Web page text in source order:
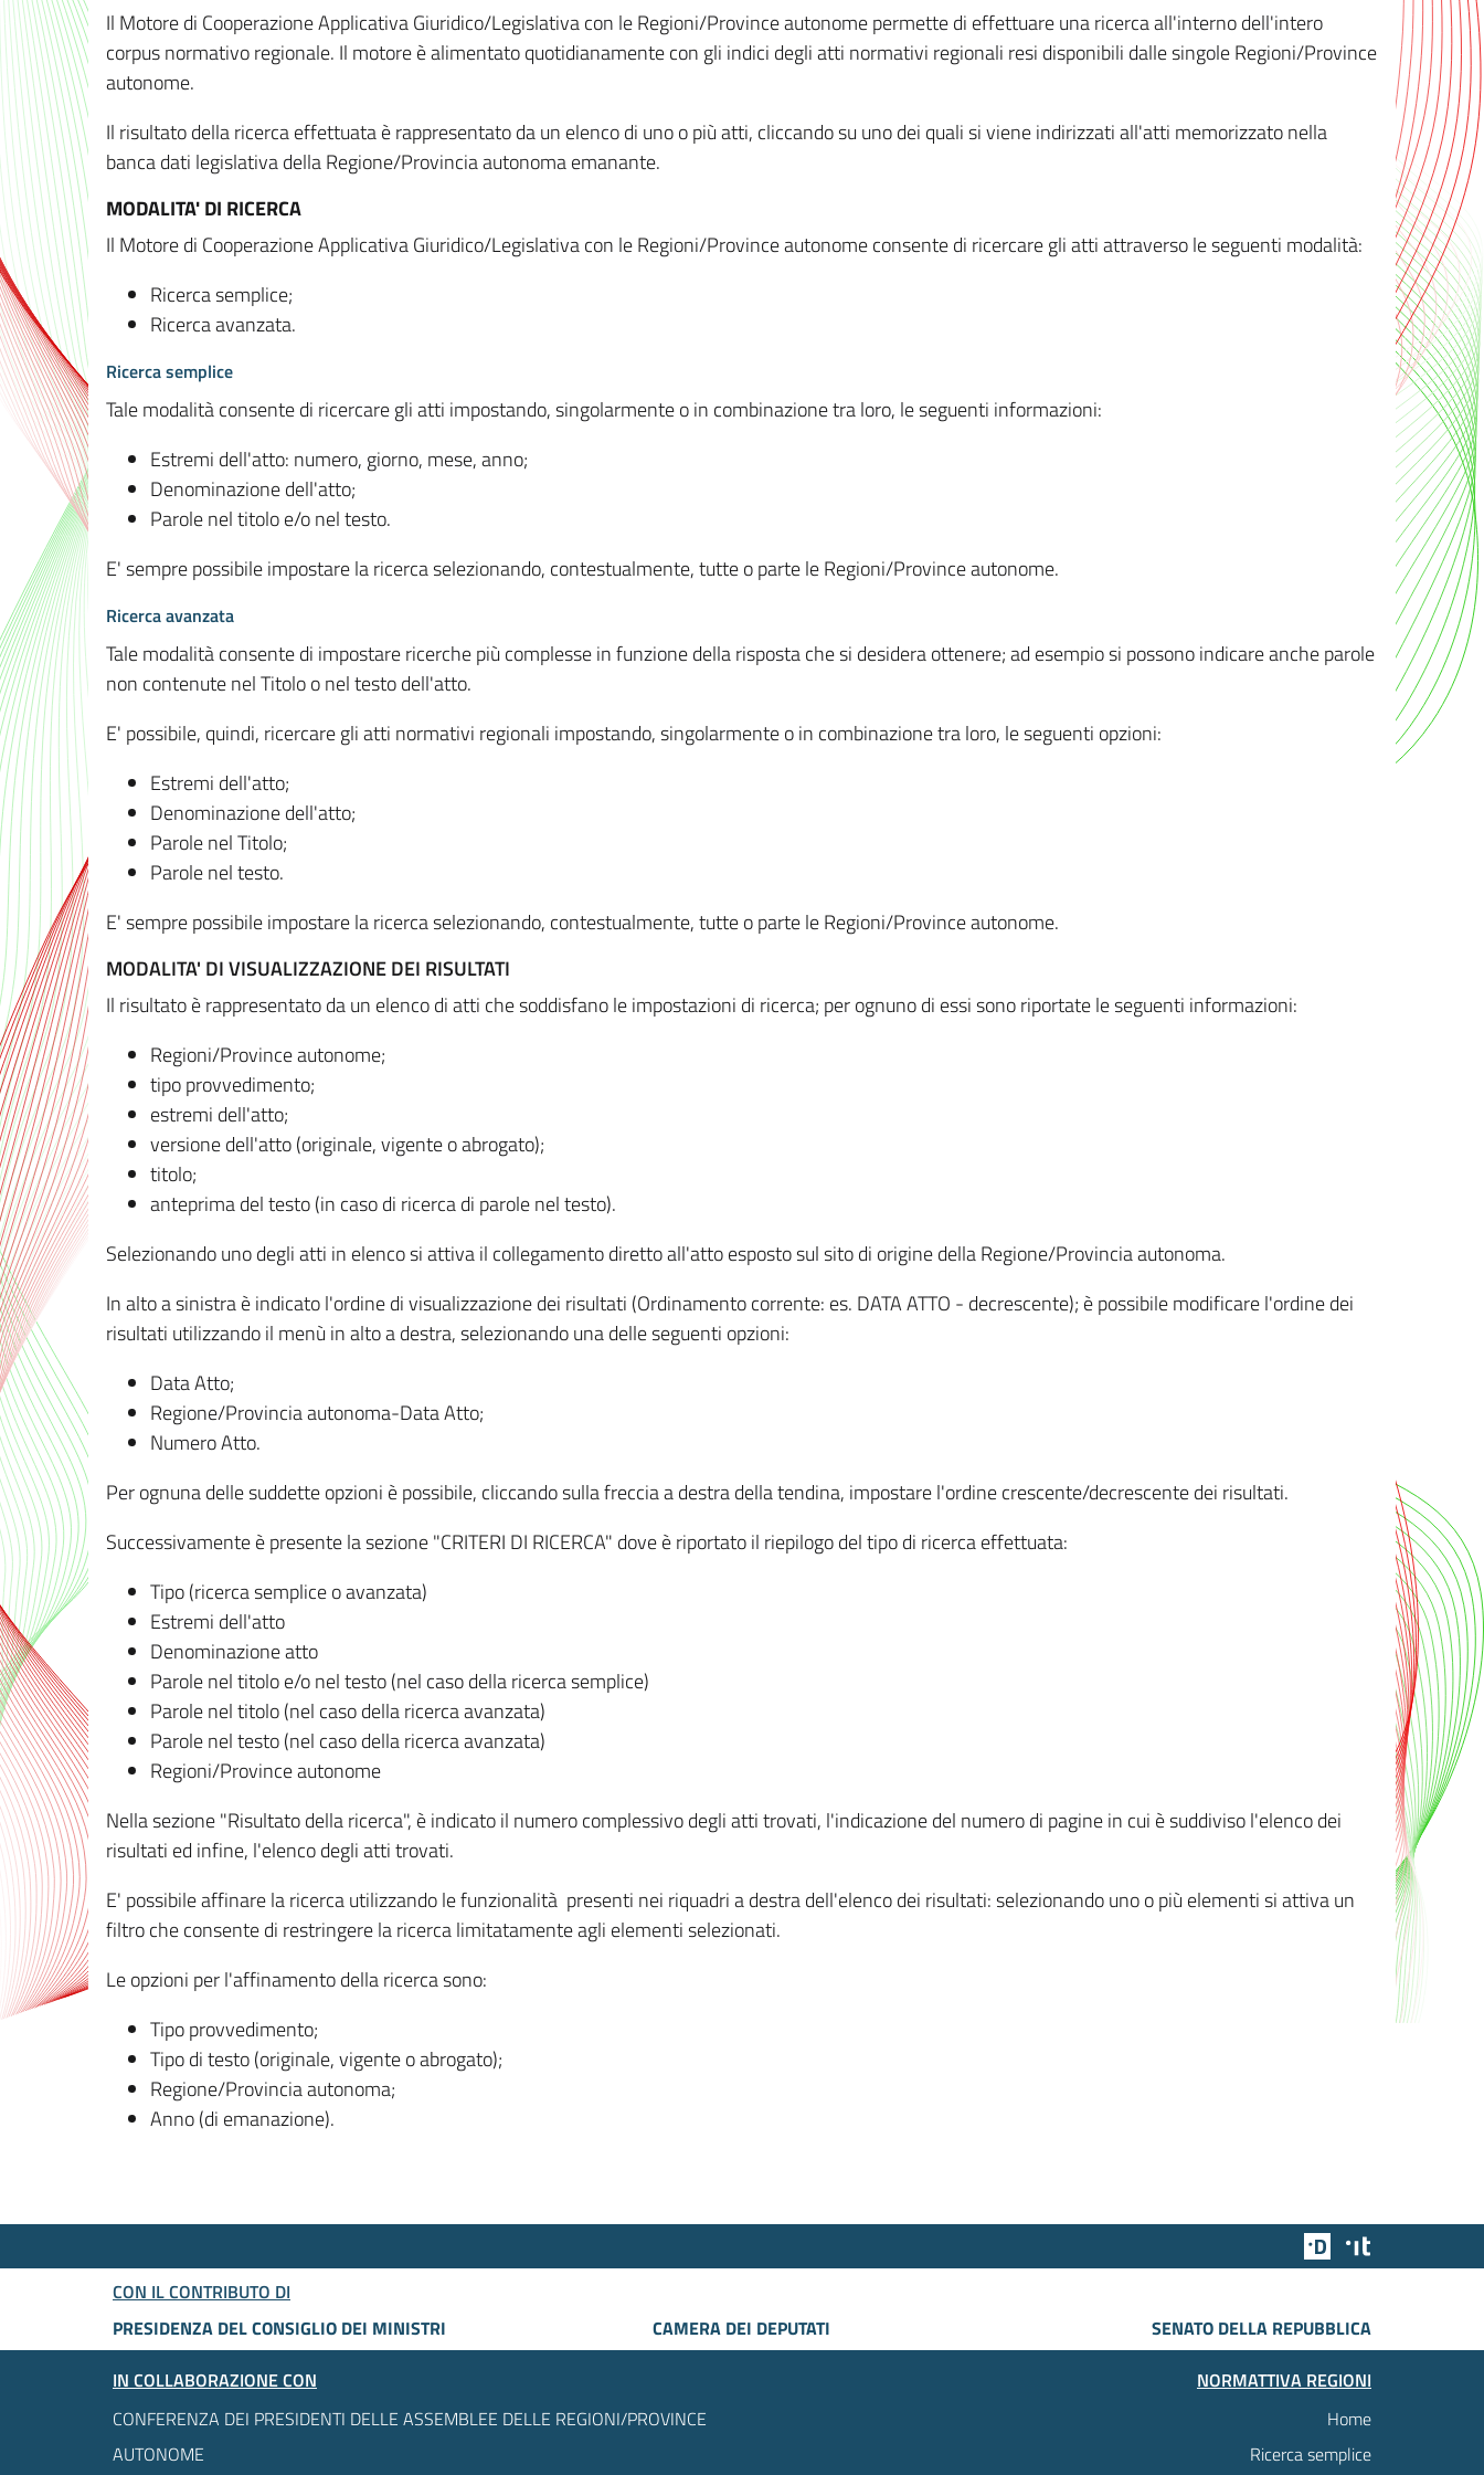
Il Motore di Cooperazione Applicativa Giuridico/Legislativa con le Regioni/Province autonome permette di effettuare una ricerca all'interno dell'intero
corpus normativo regionale. Il motore è alimentato quotidianamente con gli indici degli atti normativi regionali resi disponibili dalle singole Regioni/Province
autonome.
Il risultato della ricerca effettuata è rappresentato da un elenco di uno o più atti, cliccando su uno dei quali si viene indirizzati all'atti memorizzato nella
banca dati legislativa della Regione/Provincia autonoma emanante.
MODALITA' DI RICERCA
Il Motore di Cooperazione Applicativa Giuridico/Legislativa con le Regioni/Province autonome consente di ricercare gli atti attraverso le seguenti modalità:
Ricerca semplice;
Ricerca avanzata.
Ricerca semplice
Tale modalità consente di ricercare gli atti impostando, singolarmente o in combinazione tra loro, le seguenti informazioni:
Estremi dell'atto: numero, giorno, mese, anno;
Denominazione dell'atto;
Parole nel titolo e/o nel testo.
E' sempre possibile impostare la ricerca selezionando, contestualmente, tutte o parte le Regioni/Province autonome.
Ricerca avanzata
Tale modalità consente di impostare ricerche più complesse in funzione della risposta che si desidera ottenere; ad esempio si possono indicare anche parole
non contenute nel Titolo o nel testo dell'atto.
E' possibile, quindi, ricercare gli atti normativi regionali impostando, singolarmente o in combinazione tra loro, le seguenti opzioni:
Estremi dell'atto;
Denominazione dell'atto;
Parole nel Titolo;
Parole nel testo.
E' sempre possibile impostare la ricerca selezionando, contestualmente, tutte o parte le Regioni/Province autonome.
MODALITA' DI VISUALIZZAZIONE DEI RISULTATI
Il risultato è rappresentato da un elenco di atti che soddisfano le impostazioni di ricerca; per ognuno di essi sono riportate le seguenti informazioni:
Regioni/Province autonome;
tipo provvedimento;
estremi dell'atto;
versione dell'atto (originale, vigente o abrogato);
titolo;
anteprima del testo (in caso di ricerca di parole nel testo).
Selezionando uno degli atti in elenco si attiva il collegamento diretto all'atto esposto sul sito di origine della Regione/Provincia autonoma.
In alto a sinistra è indicato l'ordine di visualizzazione dei risultati (Ordinamento corrente: es. DATA ATTO - decrescente); è possibile modificare l'ordine dei
risultati utilizzando il menù in alto a destra, selezionando una delle seguenti opzioni:
Data Atto;
Regione/Provincia autonoma-Data Atto;
Numero Atto.
Per ognuna delle suddette opzioni è possibile, cliccando sulla freccia a destra della tendina, impostare l'ordine crescente/decrescente dei risultati.
Successivamente è presente la sezione "CRITERI DI RICERCA" dove è riportato il riepilogo del tipo di ricerca effettuata:
Tipo (ricerca semplice o avanzata)
Estremi dell'atto
Denominazione atto
Parole nel titolo e/o nel testo (nel caso della ricerca semplice)
Parole nel titolo (nel caso della ricerca avanzata)
Parole nel testo (nel caso della ricerca avanzata)
Regioni/Province autonome
Nella sezione "Risultato della ricerca", è indicato il numero complessivo degli atti trovati, l'indicazione del numero di pagine in cui è suddiviso l'elenco dei
risultati ed infine, l'elenco degli atti trovati.
E' possibile affinare la ricerca utilizzando le funzionalità presenti nei riquadri a destra dell'elenco dei risultati: selezionando uno o più elementi si attiva un
filtro che consente di restringere la ricerca limitatamente agli elementi selezionati.
Le opzioni per l'affinamento della ricerca sono:
Tipo provvedimento;
Tipo di testo (originale, vigente o abrogato);
Regione/Provincia autonoma;
Anno (di emanazione).
Team Digitale
CON IL CONTRIBUTO DI
PRESIDENZA DEL CONSIGLIO DEI MINISTRI
CAMERA DEI DEPUTATI
SENATO DELLA REPUBBLICA
IN COLLABORAZIONE CON
CONFERENZA DEI PRESIDENTI DELLE ASSEMBLEE DELLE REGIONI/PROVINCE
AUTONOME
NORMATTIVA REGIONI
Home
Ricerca semplice